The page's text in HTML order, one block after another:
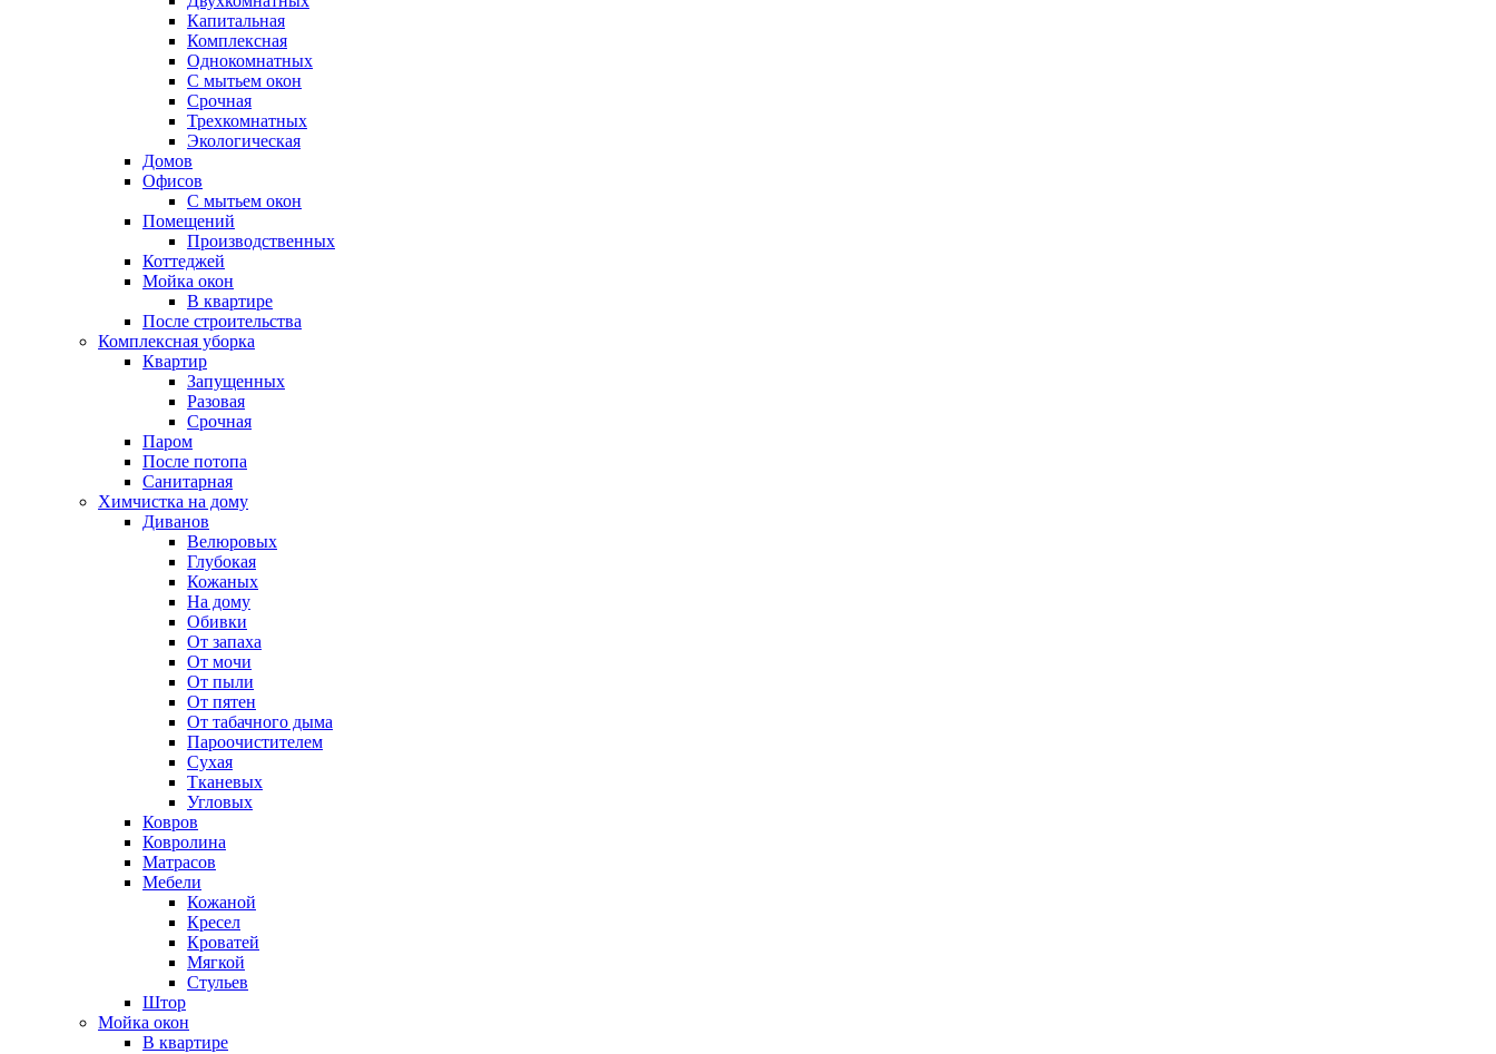
Капитальная
Комплексная
Однокомнатных
С мытьем окон
Срочная
Трехкомнатных
Экологическая
Домов
Офисов
С мытьем окон
Помещений
Производственных
Коттеджей
Мойка окон
В квартире
После строительства
Комплексная уборка
Квартир
Запущенных
Разовая
Срочная
Паром
После потопа
Санитарная
Химчистка на дому
Диванов
Велюровых
Глубокая
Кожаных
На дому
Обивки
От запаха
От мочи
От пыли
От пятен
От табачного дыма
Пароочистителем
Сухая
Тканевых
Угловых
Ковров
Ковролина
Матрасов
Мебели
Кожаной
Кресел
Кроватей
Мягкой
Стульев
Штор
Мойка окон
В квартире